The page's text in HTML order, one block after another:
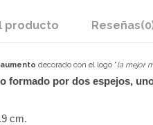
producto Reseñas
decorado con el logo "la mejor
formado por dos espejos,
cm.